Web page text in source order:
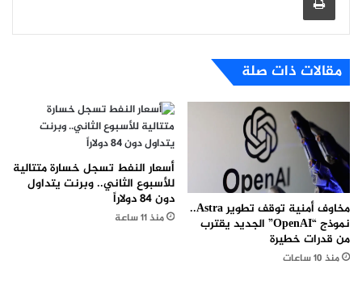
مقالات ذات صلة
مخاوف أمنية توقف تطوير Astra..
نموذج “OpenAI” الجديد يقترب
من قدرات خطيرة
منذ 10 ساعات
أسعار النفط تسجل خسارة متتالية
للأسبوع الثاني.. وبرنت يتداول
دون 84 دولاراً
منذ 11 ساعة